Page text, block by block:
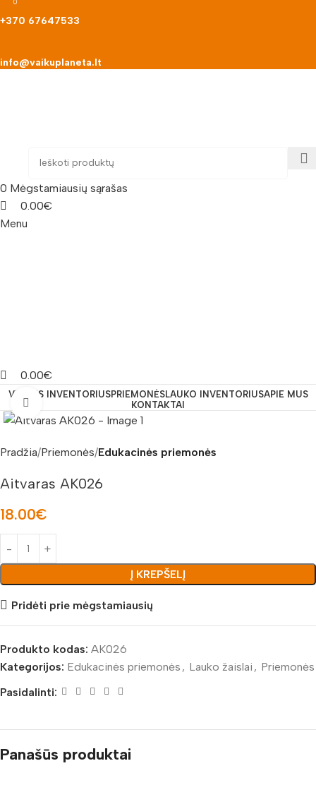
+370 67647533
info@vaikuplaneta.lt
0 Mėgstamiausių sąrašas
0
0.00€
Menu
0
0.00€
VIDAUS INVENTORIUSPRIEMONĖSLAUKO INVENTORIUSAPIE MUS
KONTAKTAI
Padidinti nuotrauką
Pradžia Priemonės Edukacinės priemonės
Aitvaras AK026
18.00€
Į KREPŠELĮ
Pridėti prie mėgstamiausių
Produkto kodas: AK026
Kategorijos: Edukacinės priemonės , Lauko žaislai , Priemonės
Pasidalinti:
Panašūs produktai